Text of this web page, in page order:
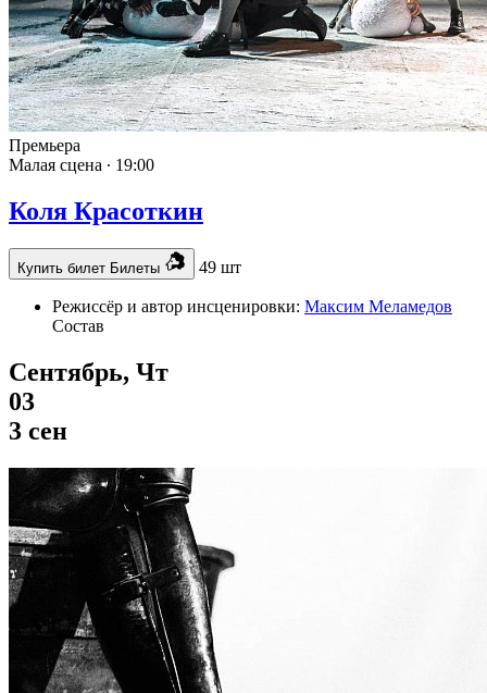
Премьера
Малая сцена ∙ 19:00
Коля Красоткин
Купить билет Билеты 49 шт
Режиссёр и автор инсценировки: Максим Меламедов
Состав
Сентябрь, Чт
03
3 сен